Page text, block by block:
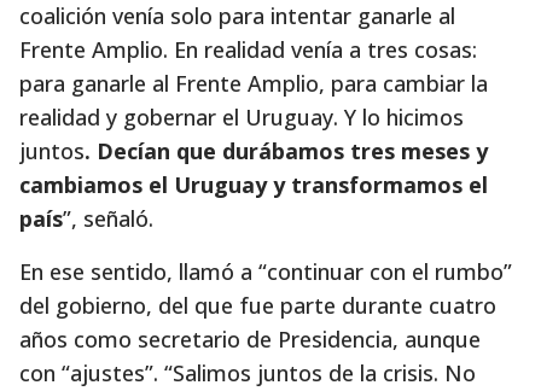
coalición venía solo para intentar ganarle al
Frente Amplio. En realidad venía a tres cosas:
para ganarle al Frente Amplio, para cambiar la
realidad y gobernar el Uruguay. Y lo hicimos
juntos. Decían que durábamos tres meses y
cambiamos el Uruguay y transformamos el
país”, señaló.
En ese sentido, llamó a “continuar con el rumbo”
del gobierno, del que fue parte durante cuatro
años como secretario de Presidencia, aunque
con “ajustes”. “Salimos juntos de la crisis. No